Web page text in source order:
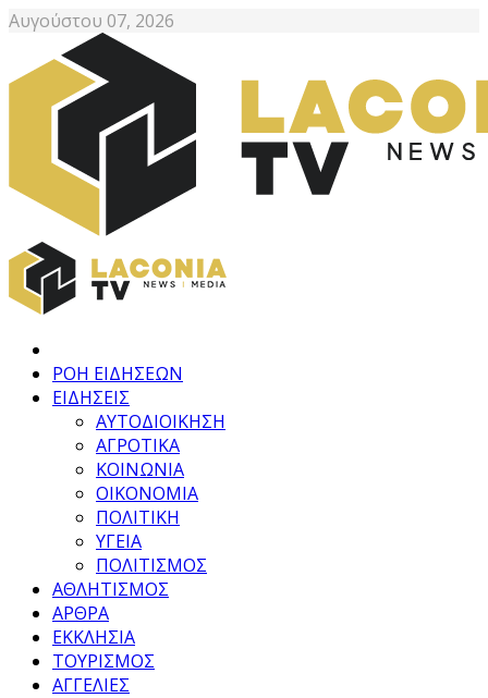
Αυγούστου 07, 2026
ΡΟΗ ΕΙΔΗΣΕΩΝ
ΕΙΔΗΣΕΙΣ
ΑΥΤΟΔΙΟΙΚΗΣΗ
ΑΓΡΟΤΙΚΑ
ΚΟΙΝΩΝΙΑ
ΟΙΚΟΝΟΜΙΑ
ΠΟΛΙΤΙΚΗ
ΥΓΕΙΑ
ΠΟΛΙΤΙΣΜΟΣ
ΑΘΛΗΤΙΣΜΟΣ
ΑΡΘΡΑ
ΕΚΚΛΗΣΙΑ
ΤΟΥΡΙΣΜΟΣ
ΑΓΓΕΛΙΕΣ